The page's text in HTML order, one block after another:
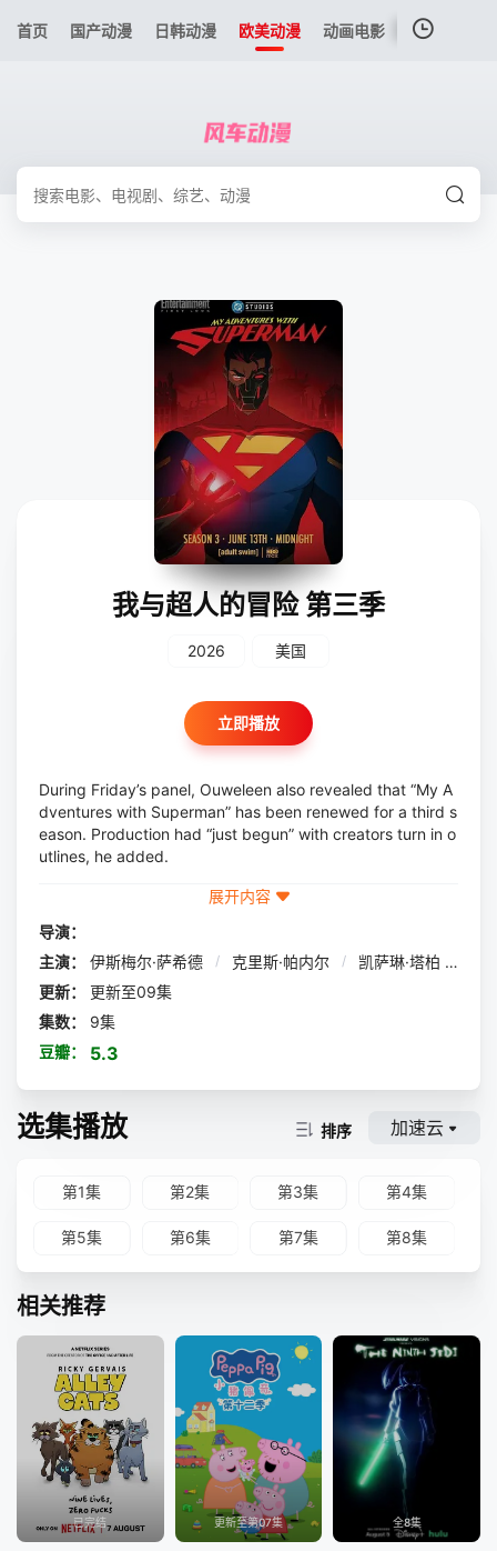
首页 国产动漫 日韩动漫 欧美动漫 动画电影 港台动漫
我与超人的冒险 第三季
2026 美国
立即播放
During Friday’s panel, Ouweleen also revealed that “My A
dventures with Superman” has been renewed for a third s
eason. Production had “just begun” with creators turn in o
utlines, he added.
展开内容
导演：
主演：
伊斯梅尔·萨希德 / 克里斯·帕内尔 / 凯萨琳·塔柏
更新：
更新至09集
集数：
9集
豆瓣：
5.3
选集播放 排序 加速云
第1集 第2集 第3集 第4集
第5集 第6集 第7集 第8集
相关推荐
已完结 更新至第07集 全8集